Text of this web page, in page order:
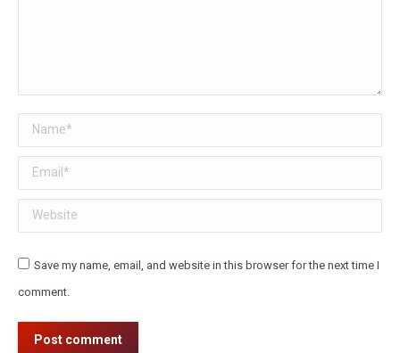
Name *
Email *
Website
Save my name, email, and website in this browser for the next time I
comment.
Post comment